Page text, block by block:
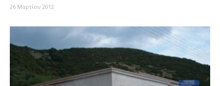
26 Μαρτίου 2012